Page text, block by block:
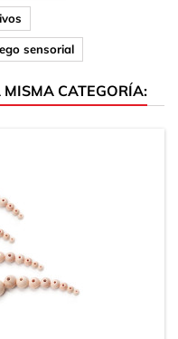
sensorial
CATEGORÍA: